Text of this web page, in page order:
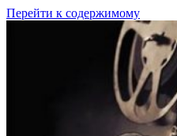
Перейти к содержимому